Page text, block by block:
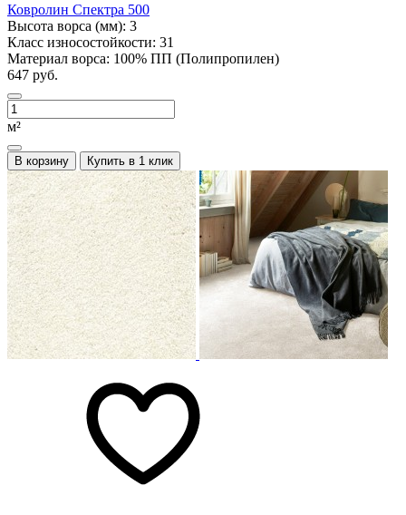
Ковролин Спектра 500
Высота ворса (мм): 3
Класс износостойкости: 31
Материал ворса: 100% ПП (Полипропилен)
647 руб.
м²
В корзину Купить в 1 клик